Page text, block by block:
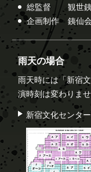
総監督
観世
企画制作
銕仙
雨天の場合
雨天時には「新宿
演時刻は変わりませ
新宿文化センタ